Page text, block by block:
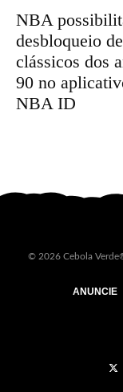
NBA
desbloqueio
clássicos dos
90 no
NBA ID
© 2026 Cebola
ANUNCIE